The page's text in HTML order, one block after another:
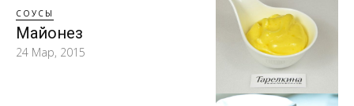
СОУСЫ
Майонез
24 Мар, 2015